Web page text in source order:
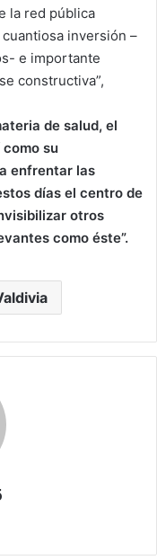
la red pública
inversión –
e importante
constructiva”,
de salud, el
su
enfrentar las
días el centro de
otros
como éste”.